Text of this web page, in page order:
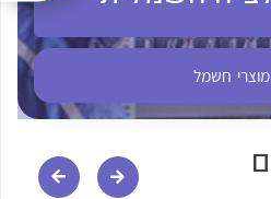
חשמל